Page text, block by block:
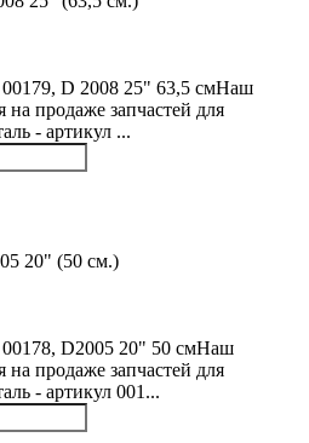
D 2008 25" 63,5 смНаш
на продаже запчастей для
- артикул ...
D2005 20" 50 смНаш
на продаже запчастей для
- артикул 001...